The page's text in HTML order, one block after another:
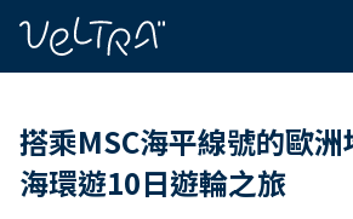
搭乘MSC海平線號的歐
海環遊10日遊輪之旅